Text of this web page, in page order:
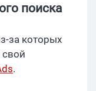
поиска
за которых
.